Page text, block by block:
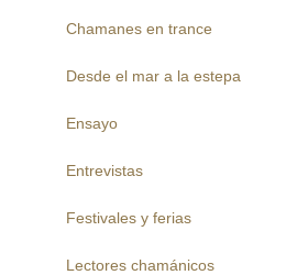
Chamanes en trance
Desde el mar a la estepa
Ensayo
Entrevistas
Festivales y ferias
Lectores chamánicos